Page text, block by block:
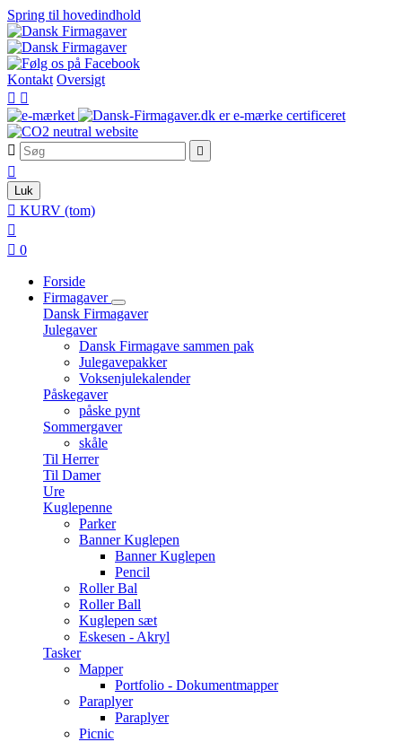
Spring til hovedindhold
Kontakt Oversigt
 
 

Luk
 KURV (tom)

 0
Forside
Firmagaver
Dansk Firmagaver
Julegaver
Dansk Firmagave sammen pak
Julegavepakker
Voksenjulekalender
Påskegaver
påske pynt
Sommergaver
skåle
Til Herrer
Til Damer
Ure
Kuglepenne
Parker
Banner Kuglepen
Banner Kuglepen
Pencil
Roller Bal
Roller Ball
Kuglepen sæt
Eskesen - Akryl
Tasker
Mapper
Portfolio - Dokumentmapper
Paraplyer
Paraplyer
Picnic